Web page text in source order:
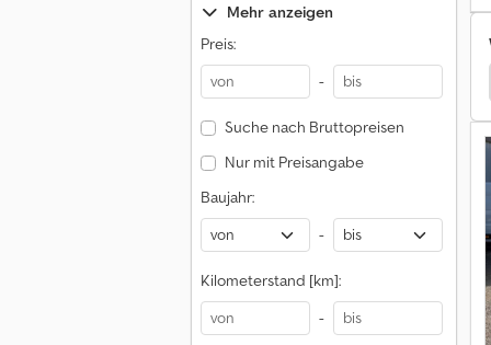
Mehr anzeigen
Preis:
-
Suche nach Bruttopreisen
Nur mit Preisangabe
Baujahr:
-
Kilometerstand [km]:
-
Pegaso Lkw Kipper Sisu Lkw Kipper